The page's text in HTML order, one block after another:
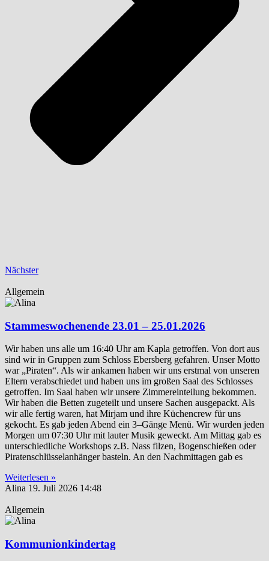
Nächster
Allgemein
Stammeswochenende 23.01 – 25.01.2026
Wir haben uns alle um 16:40 Uhr am Kapla getroffen. Von dort aus
sind wir in Gruppen zum Schloss Ebersberg gefahren. Unser Motto
war „Piraten“. Als wir ankamen haben wir uns erstmal von unseren
Eltern verabschiedet und haben uns im großen Saal des Schlosses
getroffen. Im Saal haben wir unsere Zimmereinteilung bekommen.
Wir haben die Betten zugeteilt und unsere Sachen ausgepackt. Als
wir alle fertig waren, hat Mirjam und ihre Küchencrew für uns
gekocht. Es gab jeden Abend ein 3–Gänge Menü. Wir wurden jeden
Morgen um 07:30 Uhr mit lauter Musik geweckt. Am Mittag gab es
unterschiedliche Workshops z.B. Nass filzen, Bogenschießen oder
Piratenschlüsselanhänger basteln. An den Nachmittagen gab es
Weiterlesen »
Alina 19. Juli 2026 14:48
Allgemein
Kommunionkindertag